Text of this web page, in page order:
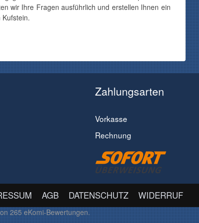
wir Ihre Fragen ausführlich und erstellen Ihnen ein
Zahlungsarten
Vorkasse
Rechnung
AGB DATENSCHUTZ WIDERRUF
265eKomi-Bewertungen.